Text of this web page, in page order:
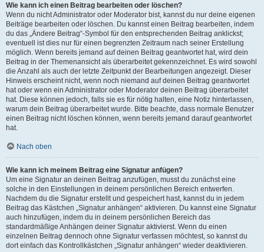
Wie kann ich einen Beitrag bearbeiten oder löschen?
Wenn du nicht Administrator oder Moderator bist, kannst du nur deine eigenen
Beiträge bearbeiten oder löschen. Du kannst einen Beitrag bearbeiten, indem
du das „Ändere Beitrag“-Symbol für den entsprechenden Beitrag anklickst;
eventuell ist dies nur für einen begrenzten Zeitraum nach seiner Erstellung
möglich. Wenn bereits jemand auf deinen Beitrag geantwortet hat, wird dein
Beitrag in der Themenansicht als überarbeitet gekennzeichnet. Es wird sowohl
die Anzahl als auch der letzte Zeitpunkt der Bearbeitungen angezeigt. Dieser
Hinweis erscheint nicht, wenn noch niemand auf deinen Beitrag geantwortet
hat oder wenn ein Administrator oder Moderator deinen Beitrag überarbeitet
hat. Diese können jedoch, falls sie es für nötig halten, eine Notiz hinterlassen,
warum dein Beitrag überarbeitet wurde. Bitte beachte, dass normale Benutzer
einen Beitrag nicht löschen können, wenn bereits jemand darauf geantwortet
hat.
Nach oben
Wie kann ich meinem Beitrag eine Signatur anfügen?
Um eine Signatur an deinen Beitrag anzufügen, musst du zunächst eine
solche in den Einstellungen in deinem persönlichen Bereich entwerfen.
Nachdem du die Signatur erstellt und gespeichert hast, kannst du in jedem
Beitrag das Kästchen „Signatur anhängen“ aktivieren. Du kannst eine Signatur
auch hinzufügen, indem du in deinem persönlichen Bereich das
standardmäßige Anhängen deiner Signatur aktivierst. Wenn du einen
einzelnen Beitrag dennoch ohne Signatur verfassen möchtest, so kannst du
dort einfach das Kontrollkästchen „Signatur anhängen“ wieder deaktivieren.